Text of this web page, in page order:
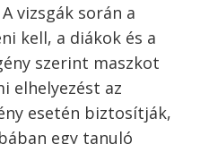
vizsgák során a
kell, a diákok és a
szerint maszkot
elhelyezést az
esetén biztosítják,
egy tanuló